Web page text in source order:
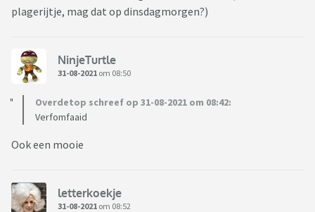
plagerijtje, mag dat op dinsdagmorgen?)
NinjeTurtle
31-08-2021 om 08:50
Overdetop schreef op 31-08-2021 om 08:42:
Verfomfaaid
Ook een mooie
letterkoekje
31-08-2021 om 08:52